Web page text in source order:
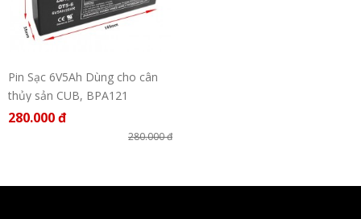
Pin Sạc 6V5Ah Dùng cho cân
thủy sản CUB, BPA121
280.000 đ
280.000 đ